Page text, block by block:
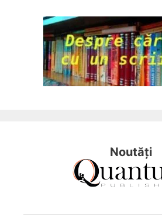
Noutăți